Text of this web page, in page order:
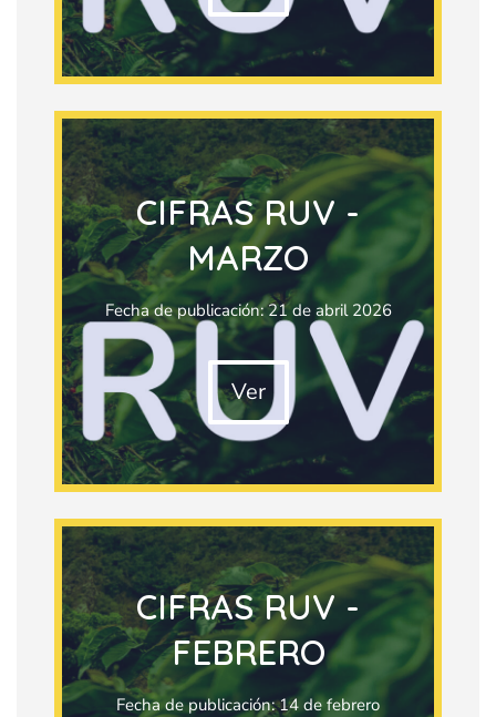
CIFRAS RUV -
MARZO
Fecha de publicación: 21 de abril 2026
Ver
CIFRAS RUV -
FEBRERO
Fecha de publicación: 14 de febrero